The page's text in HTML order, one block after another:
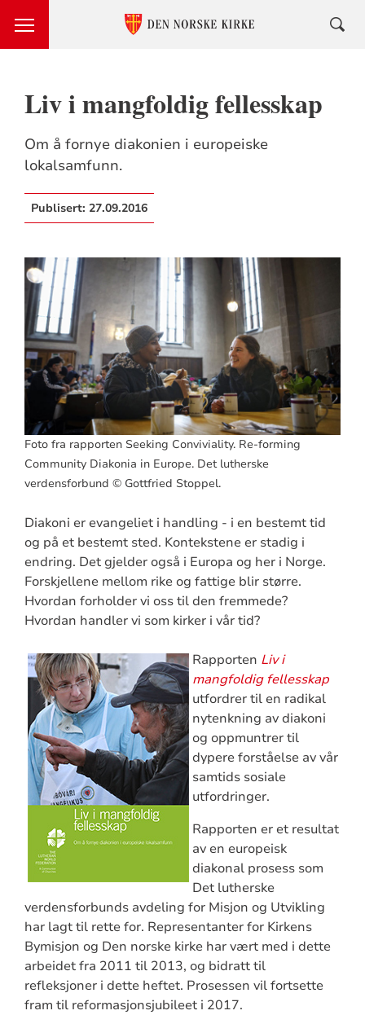
Liv i mangfoldig fellesskap
Om å fornye diakonien i europeiske
lokalsamfunn.
Publisert: 27.09.2016
Foto fra rapporten Seeking Conviviality. Re-forming
Community Diakonia in Europe. Det lutherske
verdensforbund © Gottfried Stoppel.
Diakoni er evangeliet i handling - i en bestemt tid
og på et bestemt sted. Kontekstene er stadig i
endring. Det gjelder også i Europa og her i Norge.
Forskjellene mellom rike og fattige blir større.
Hvordan forholder vi oss til den fremmede?
Hvordan handler vi som kirker i vår tid?
Rapporten Liv i
mangfoldig fellesskap
utfordrer til en radikal
nytenkning av diakoni
og oppmuntrer til
dypere forståelse av vår
samtids sosiale
utfordringer.
Rapporten er et resultat
av en europeisk
diakonal prosess som
Det lutherske
verdensforbunds avdeling for Misjon og Utvikling
har lagt til rette for. Representanter for Kirkens
Bymisjon og Den norske kirke har vært med i dette
arbeidet fra 2011 til 2013, og bidratt til
refleksjoner i dette heftet. Prosessen vil fortsette
fram til reformasjonsjubileet i 2017.